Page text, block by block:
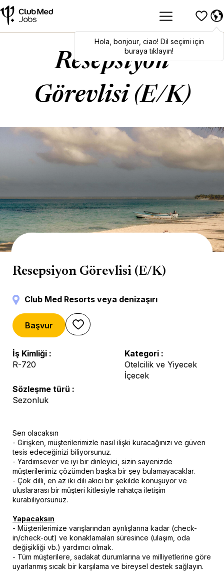
Hola,bonjour,ciao! To switch
languages, click here!
Hola bonjour, ciao! Dil seçimi için
buraya tıklayın!
Resepsiyon
Görevlisi (E/K)
Reception
Resepsiyon Görevlisi (E/K)
Club Med Resorts veya denizaşırı
Başvur
İş Kimliği
R-720
Kategori
Otelcilik ve Yiyecek
İçecek
Sözleşme türü
Sezonluk
Sen olacaksın
- Girişken, müşterilerimizle nasıl ilişki kuracağınızı ve güven
tesis edeceğinizi biliyorsunuz.
- Yardımsever ve iyi bir dinleyici, sizin sayenizde
müşterilerimiz çözümden başka bir şey bulamayacaklar.
- Çok dilli, en az iki dili akıcı bir şekilde konuşuyor ve
uluslararası bir müşteri kitlesiyle rahatça iletişim
kurabiliyorsunuz.
Yapacaksın
- Müşterilerimize varışlarından ayrılışlarına kadar (check-
in/check-out) ve konaklamaları süresince (ulaşım, oda
değişikliği vb.) yardımcı olmak.
- Tüm müşterilere, sadakat durumlarına ve milliyetlerine göre
uyarlanmış sıcak bir karşılama ve bireysel destek sağlayın.